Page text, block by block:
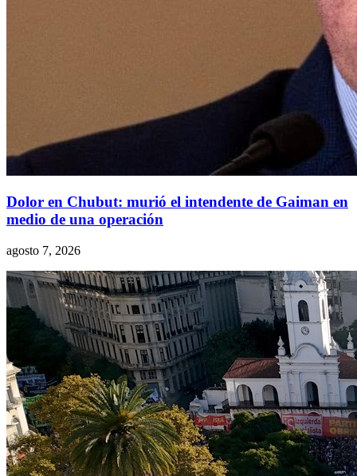
Dolor en Chubut: murió el intendente de Gaiman en
medio de una operación
agosto 7, 2026